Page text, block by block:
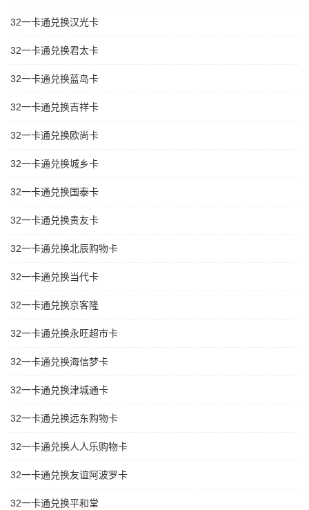
32一卡通兑换汉光卡
32一卡通兑换君太卡
32一卡通兑换蓝岛卡
32一卡通兑换吉祥卡
32一卡通兑换欧尚卡
32一卡通兑换城乡卡
32一卡通兑换国泰卡
32一卡通兑换贵友卡
32一卡通兑换北辰购物卡
32一卡通兑换当代卡
32一卡通兑换京客隆
32一卡通兑换永旺超市卡
32一卡通兑换海信梦卡
32一卡通兑换津城通卡
32一卡通兑换远东购物卡
32一卡通兑换人人乐购物卡
32一卡通兑换友谊阿波罗卡
32一卡通兑换平和堂